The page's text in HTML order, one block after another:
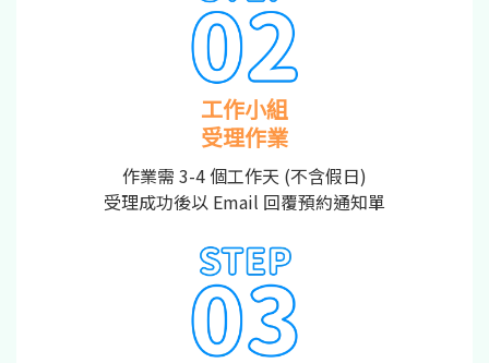
工作小組
受理作業
作業需 3-4 個工作天 (不含假日)
受理成功後以 Email 回覆預約通知單